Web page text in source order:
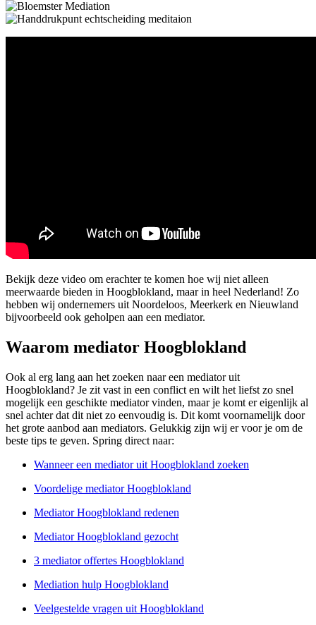
Bekijk deze video om erachter te komen hoe wij niet alleen
meerwaarde bieden in Hoogblokland, maar in heel Nederland! Zo
hebben wij ondernemers uit Noordeloos, Meerkerk en Nieuwland
bijvoorbeeld ook geholpen aan een mediator.
Waarom mediator Hoogblokland
Ook al erg lang aan het zoeken naar een mediator uit
Hoogblokland? Je zit vast in een conflict en wilt het liefst zo snel
mogelijk een geschikte mediator vinden, maar je komt er eigenlijk al
snel achter dat dit niet zo eenvoudig is. Dit komt voornamelijk door
het grote aanbod aan mediators. Gelukkig zijn wij er voor je om de
beste tips te geven. Spring direct naar:
Wanneer een mediator uit Hoogblokland zoeken
Voordelige mediator Hoogblokland
Mediator Hoogblokland redenen
Mediator Hoogblokland gezocht
3 mediator offertes Hoogblokland
Mediation hulp Hoogblokland
Veelgestelde vragen uit Hoogblokland